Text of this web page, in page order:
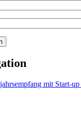
mit Start-up